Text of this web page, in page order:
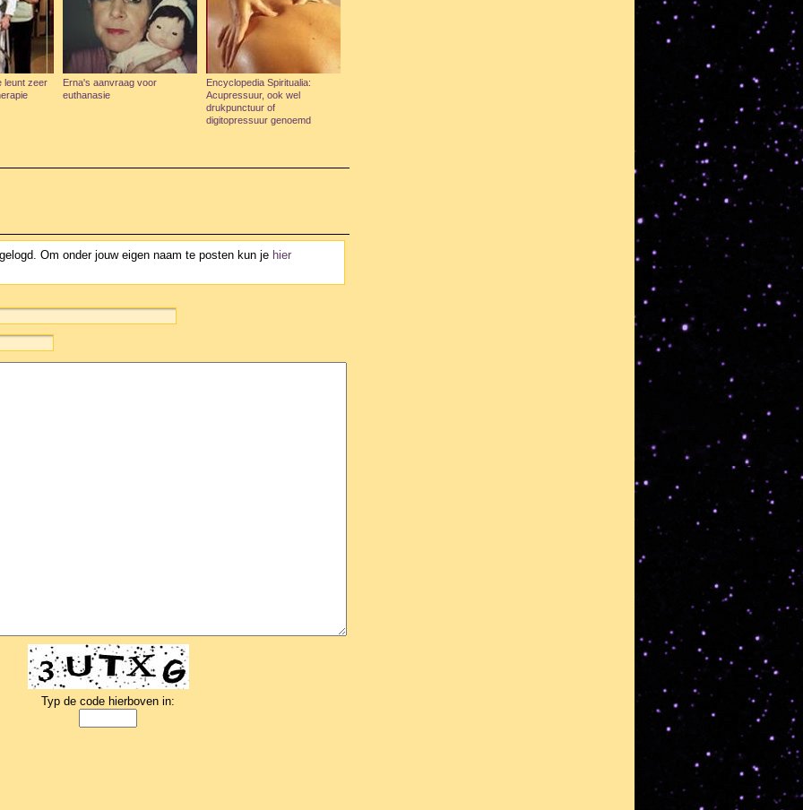
leunt zeer
Erna's aanvraag voor
euthanasie
Encyclopedia Spiritualia:
Acupressuur, ook wel
drukpunctuur of
digitopressuur genoemd
Om onder jouw eigen naam te posten kun je hier
Typ de code hierboven in: